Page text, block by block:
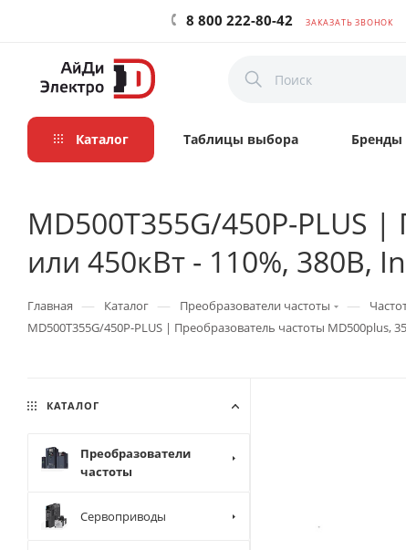
8 800 222-80-42 ЗАКАЗАТЬ ЗВОНОК
Каталог Таблицы выбора Бренды
MD500T355G/450P-PLUS
или 450кВт - 110%, 380В,
Главная — Каталог — Преобразователи частоты —
MD500T355G/450P-PLUS | Преобразователь частоты MD500plus,
КАТАЛОГ
Преобразователи
частоты
Сервоприводы